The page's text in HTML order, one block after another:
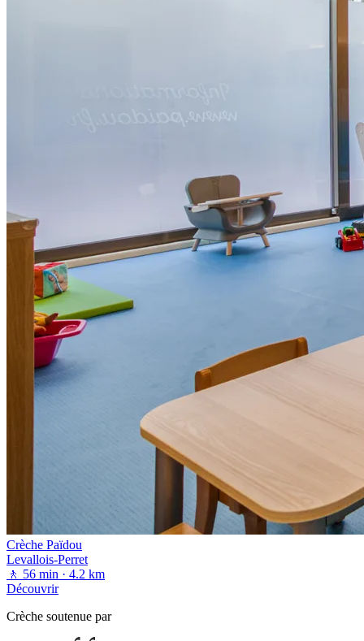
Crèche Païdou
Levallois-Perret
🚶 56 min · 4.2 km
Découvrir
Crèche soutenue par